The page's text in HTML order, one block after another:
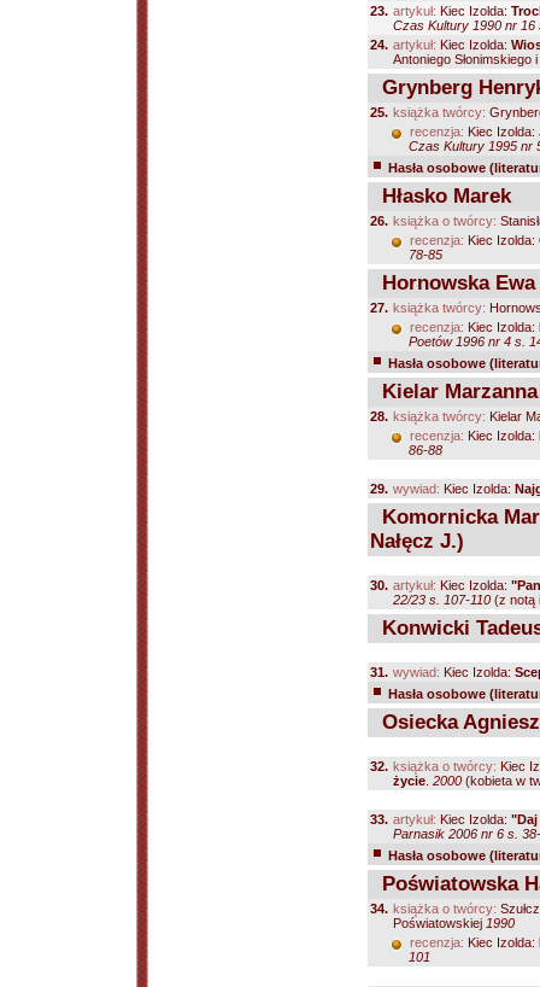
23. artykuł: Kiec Izolda:
Czas Kultury 1990 nr 16
24. artykuł: Kiec Izolda:
Antoniego
Grynberg
25. książka twórcy:
recenzja: Kiec Izolda:
Czas Kultury 1995 nr
Hasła osobowe
Hłasko Marek
26. książka o twórcy:
recenzja: Kiec Izolda:
78-85
Hornowska Ewa
27. książka twórcy:
recenzja: Kiec Izolda:
Poetów 1996 nr 4 s.
Hasła osobowe
Kielar
28. książka twórcy: Kielar
recenzja: Kiec Izolda:
86-88
29. wywiad: Kiec Izolda:
Komornicka
Nałęcz J.)
30. artykuł: Kiec Izolda:
22/23 s. 107-110 (z notą
Konwicki
31. wywiad: Kiec Izolda:
Hasła osobowe
Osiecka
32. książka o twórcy: Kiec
życie 2000 (kobieta w
33. artykuł: Kiec Izolda:
Parnasik 2006 nr 6 s.
Hasła osobowe
Poświatowska
34. książka o twórcy:
Poświatowskiej 1990
recenzja: Kiec Izolda:
101